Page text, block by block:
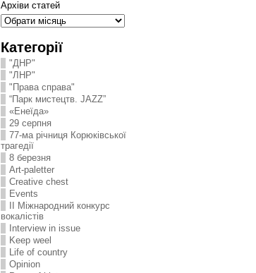
Архіви статей
Категорії
"ДНР"
"ЛНР"
"Права справа"
“Парк мистецтв. JAZZ”
«Енеїда»
29 серпня
77-ма річниця Корюківської
трагедії
8 березня
Art-paletter
Creative chest
Events
II Міжнародний конкурс
вокалістів
Interview in issue
Keep weel
Life of country
Opinion